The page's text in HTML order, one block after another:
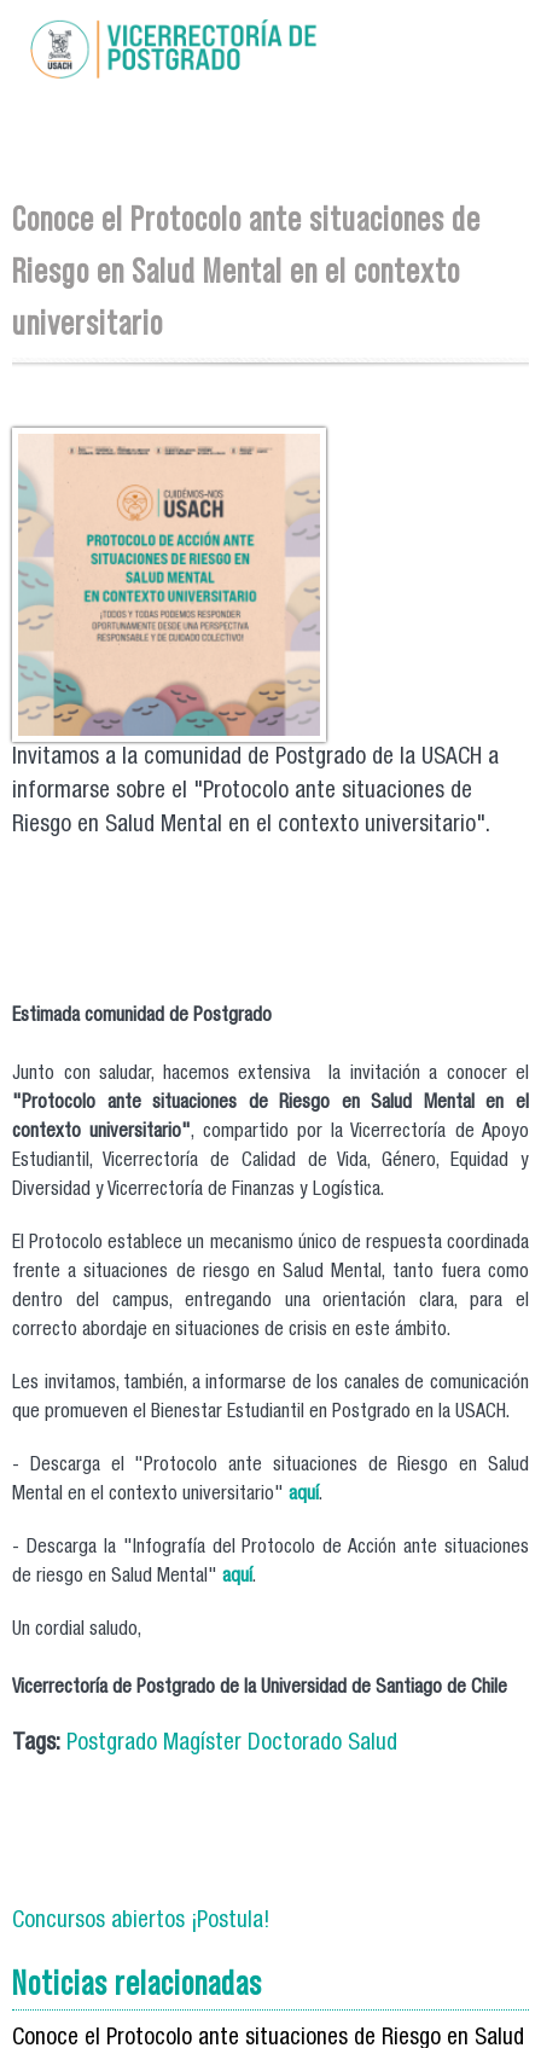
contenido
Se encuentra usted aquí
Conoce el Protocolo ante situaciones de
Riesgo en Salud Mental en el contexto
universitario
Invitamos a la comunidad de Postgrado de la USACH a
informarse sobre el "Protocolo ante situaciones de
Riesgo en Salud Mental en el contexto universitario".
Estimada comunidad de Postgrado
Junto con saludar, hacemos extensiva la invitación a conocer el
"Protocolo ante situaciones de Riesgo en Salud Mental en el
contexto universitario", compartido por la Vicerrectoría de Apoyo
Estudiantil, Vicerrectoría de Calidad de Vida, Género, Equidad y
Diversidad y Vicerrectoría de Finanzas y Logística.
El Protocolo establece un mecanismo único de respuesta coordinada
frente a situaciones de riesgo en Salud Mental, tanto fuera como
dentro del campus, entregando una orientación clara, para el
correcto abordaje en situaciones de crisis en este ámbito.
Les invitamos, también, a informarse de los canales de comunicación
que promueven el Bienestar Estudiantil en Postgrado en la USACH.
- Descarga el "Protocolo ante situaciones de Riesgo en Salud
Mental en el contexto universitario" aquí.
- Descarga la "Infografía del Protocolo de Acción ante situaciones
de riesgo en Salud Mental" aquí.
Un cordial saludo,
Vicerrectoría de Postgrado de la Universidad de Santiago de Chile
Tags: Postgrado Magíster Doctorado Salud
Concursos abiertos ¡Postula!
Noticias relacionadas
Conoce el Protocolo ante situaciones de Riesgo en Salud